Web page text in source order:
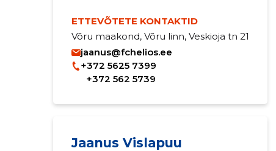
ETTEVÕTETE KONTAKTID
Võru maakond, Võru linn, Veskioja tn 21
jaanus@fchelios.ee
+372 5625 7399
+372 562 5739
Jaanus Vislapuu